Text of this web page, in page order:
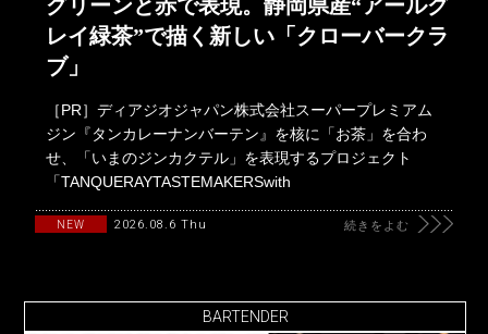
グリーンと赤で表現。静岡県産“アールグ
レイ緑茶”で描く新しい「クローバークラ
ブ」
［PR］ディアジオジャパン株式会社スーパープレミアム
ジン『タンカレーナンバーテン』を核に「お茶」を合わ
せ、「いまのジンカクテル」を表現するプロジェクト
「TANQUERAYTASTEMAKERSwith
NEW 2026.08.6 Thu 続きをよむ
BARTENDER